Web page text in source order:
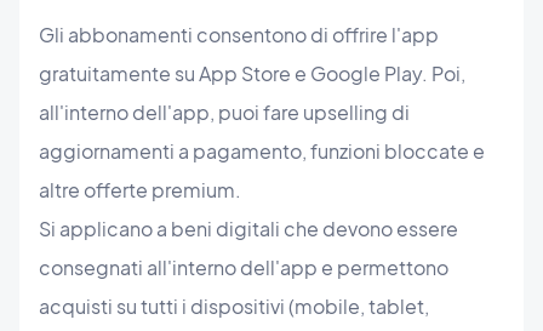
Gli abbonamenti consentono di offrire l'app
gratuitamente su App Store e Google Play. Poi,
all'interno dell'app, puoi fare upselling di
aggiornamenti a pagamento, funzioni bloccate e
altre offerte premium.
Si applicano a beni digitali che devono essere
consegnati all'interno dell'app e permettono
acquisti su tutti i dispositivi (mobile, tablet,